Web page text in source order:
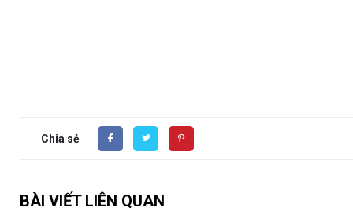
Chia sẻ
BÀI VIẾT LIÊN QUAN